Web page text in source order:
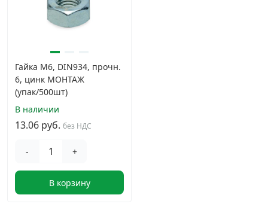
Гайка М6, DIN934, прочн.
6, цинк МОНТАЖ
(упак/500шт)
В наличии
13.06 руб. без НДС
- +
В корзину